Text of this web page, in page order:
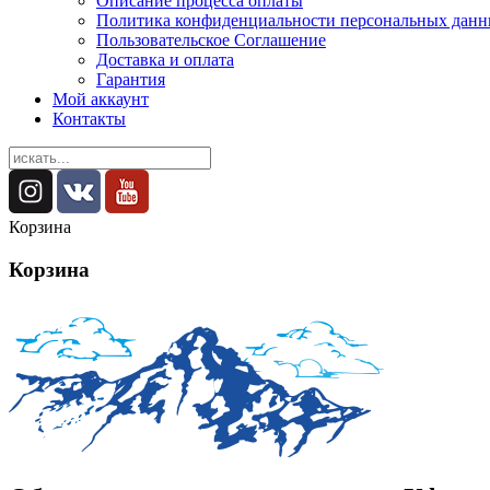
Политика конфиденциальности персональных
Пользовательское Соглашение
Доставка и оплата
Гарантия
Мой аккаунт
Контакты
Корзина
Корзина